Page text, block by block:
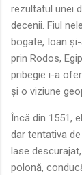
rezultatul unei
decenii. Fiul
bogate, Ioan
prin Rodos,
pribegie i-a
și o viziune
Încă din 1551,
dar tentativa
lase
polonă,